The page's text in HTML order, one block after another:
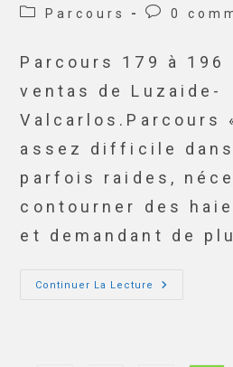
Parcours
0
Parcours 179 à 196
ventas de Luzaide-
Valcarlos.Parcours
assez difficile
parfois raides,
contourner des
et demandant de
Continuer La Lecture